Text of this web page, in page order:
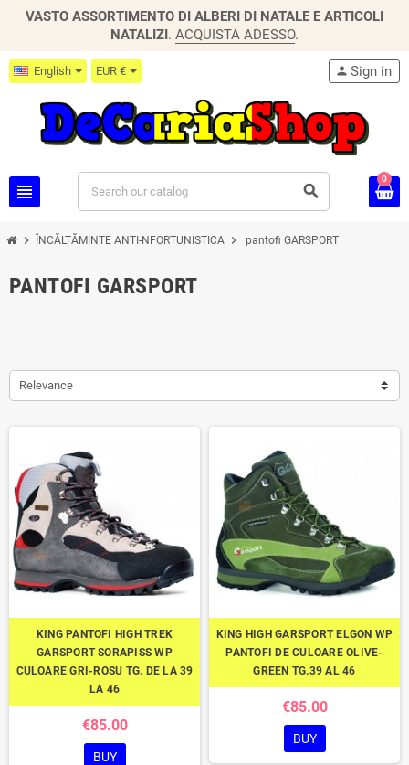
VASTO ASSORTIMENTO DI ALBERI DI NATALE E ARTICOLI
NATALIZI. ACQUISTA ADESSO.
English EUR €
view_headline search
person Sign in
0
chevron_right ÎNCĂLȚĂMINTE ANTI-NFORTUNISTICA chevron_right pantofi GARSPORT
PANTOFI GARSPORT
Relevance
KING PANTOFI HIGH TREK
GARSPORT SORAPISS WP
CULOARE GRI-ROSU TG. DE LA 39
LA 46
€85.00
BUY
KING HIGH GARSPORT ELGON WP
PANTOFI DE CULOARE OLIVE-
GREEN TG.39 AL 46
€85.00
BUY